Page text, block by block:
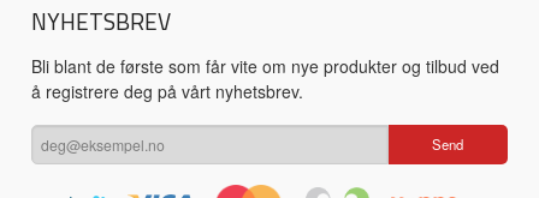
NYHETSBREV
Bli blant de første som får vite om nye produkter og tilbud ved
å registrere deg på vårt nyhetsbrev.